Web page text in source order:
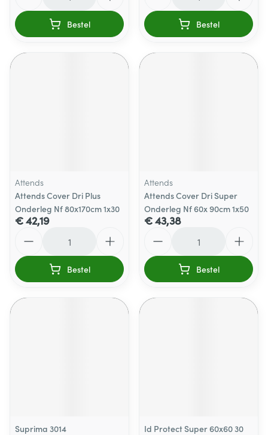
Bestel Bestel
Attends
Attends Cover Dri Plus
Onderleg Nf 80x170cm 1x30
€ 42,19
Bestel
Attends
Attends Cover Dri Super
Onderleg Nf 60x 90cm 1x50
€ 43,38
Bestel
Suprima 3014
Id Protect Super 60x60 30